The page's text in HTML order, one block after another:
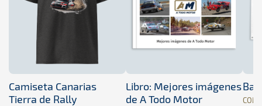
Camiseta Canarias
Tierra de Rally
Libro: Mejores imágenes
de A Todo Motor